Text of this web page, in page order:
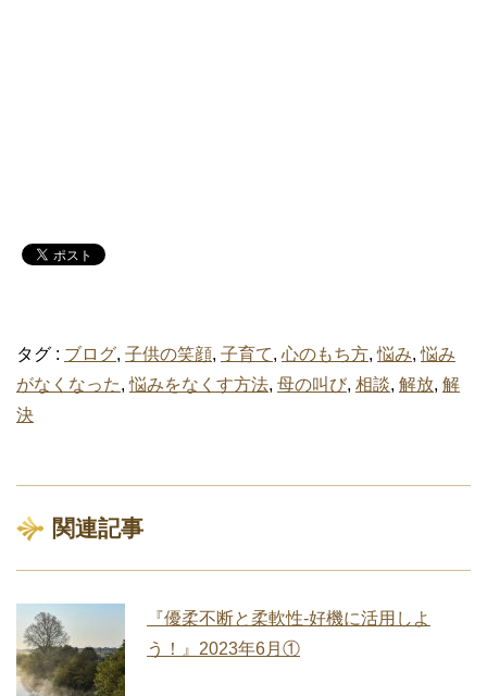
タグ : ブログ, 子供の笑顔, 子育て, 心のもち方,悩み,悩み
がなくなった,悩みをなくす方法, 母の叫び, 相談, 解放, 解
決
関連記事
『優柔不断と柔軟性‐好機に活用しよ
う！』2023年6月①